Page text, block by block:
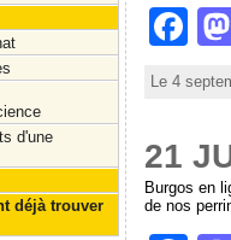
d'une
déjà trouver
o
k
F
c
e
b
o
Le 4
21
Burgos en
de nos